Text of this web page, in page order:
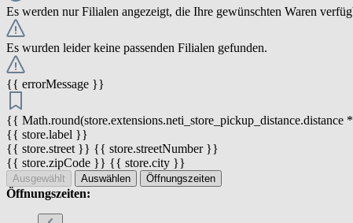
Es werden nur Filialen angezeigt, die Ihre gewünschten Waren
Es wurden leider keine passenden Filialen gefunden.
{{ errorMessage }}
{{
{{ store.label }}
{{ store.street }} {{ store.streetNumber }}
{{ store.zipCode }} {{ store.city }}
Ausgewählt Auswählen Öffnungszeiten
Öffnungszeiten: